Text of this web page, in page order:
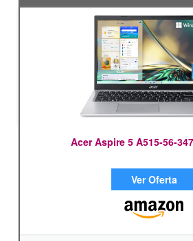
Acer Aspire 5 A515-56-
Ver Oferta